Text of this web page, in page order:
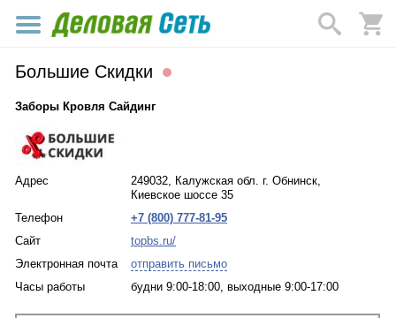
Большие Скидки
Заборы Кровля Сайдинг
Адрес
249032, Калужская обл. г. Обнинск,
Киевское шоссе 35
Телефон
+7 (800) 777-81-95
Сайт
topbs.ru/
Электронная почта
отправить письмо
Часы работы
будни 9:00-18:00, выходные 9:00-17:00